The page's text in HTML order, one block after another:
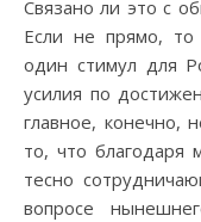
Связано ли это с
Если не прямо,
один стимул для
усилия по
главное, конечно,
то, что благодаря
тесно
вопросе